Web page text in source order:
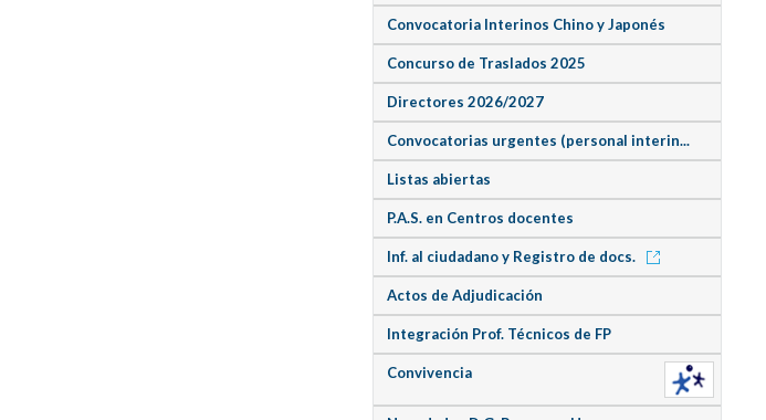
Convocatoria Interinos Chino y Japonés
Concurso de Traslados 2025
Directores 2026/2027
Convocatorias urgentes (personal interin...
Listas abiertas
P.A.S. en Centros docentes
Inf. al ciudadano y Registro de docs.
Actos de Adjudicación
Integración Prof. Técnicos de FP
Convivencia